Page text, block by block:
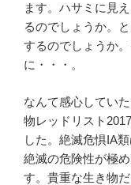
ます。ハサミに見
るのでしょうか。
するのでしょうか
に・・・。
なんて感心してい
物レッドリスト
した。絶滅危惧IA
絶滅の危険性が極
す。貴重な生き物だ